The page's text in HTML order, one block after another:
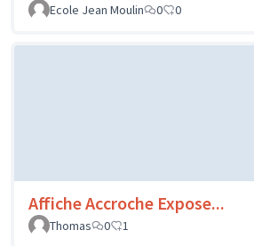
Ecole Jean Moulin 0 0
Affiche Accroche Expose...
Thomas
0 1